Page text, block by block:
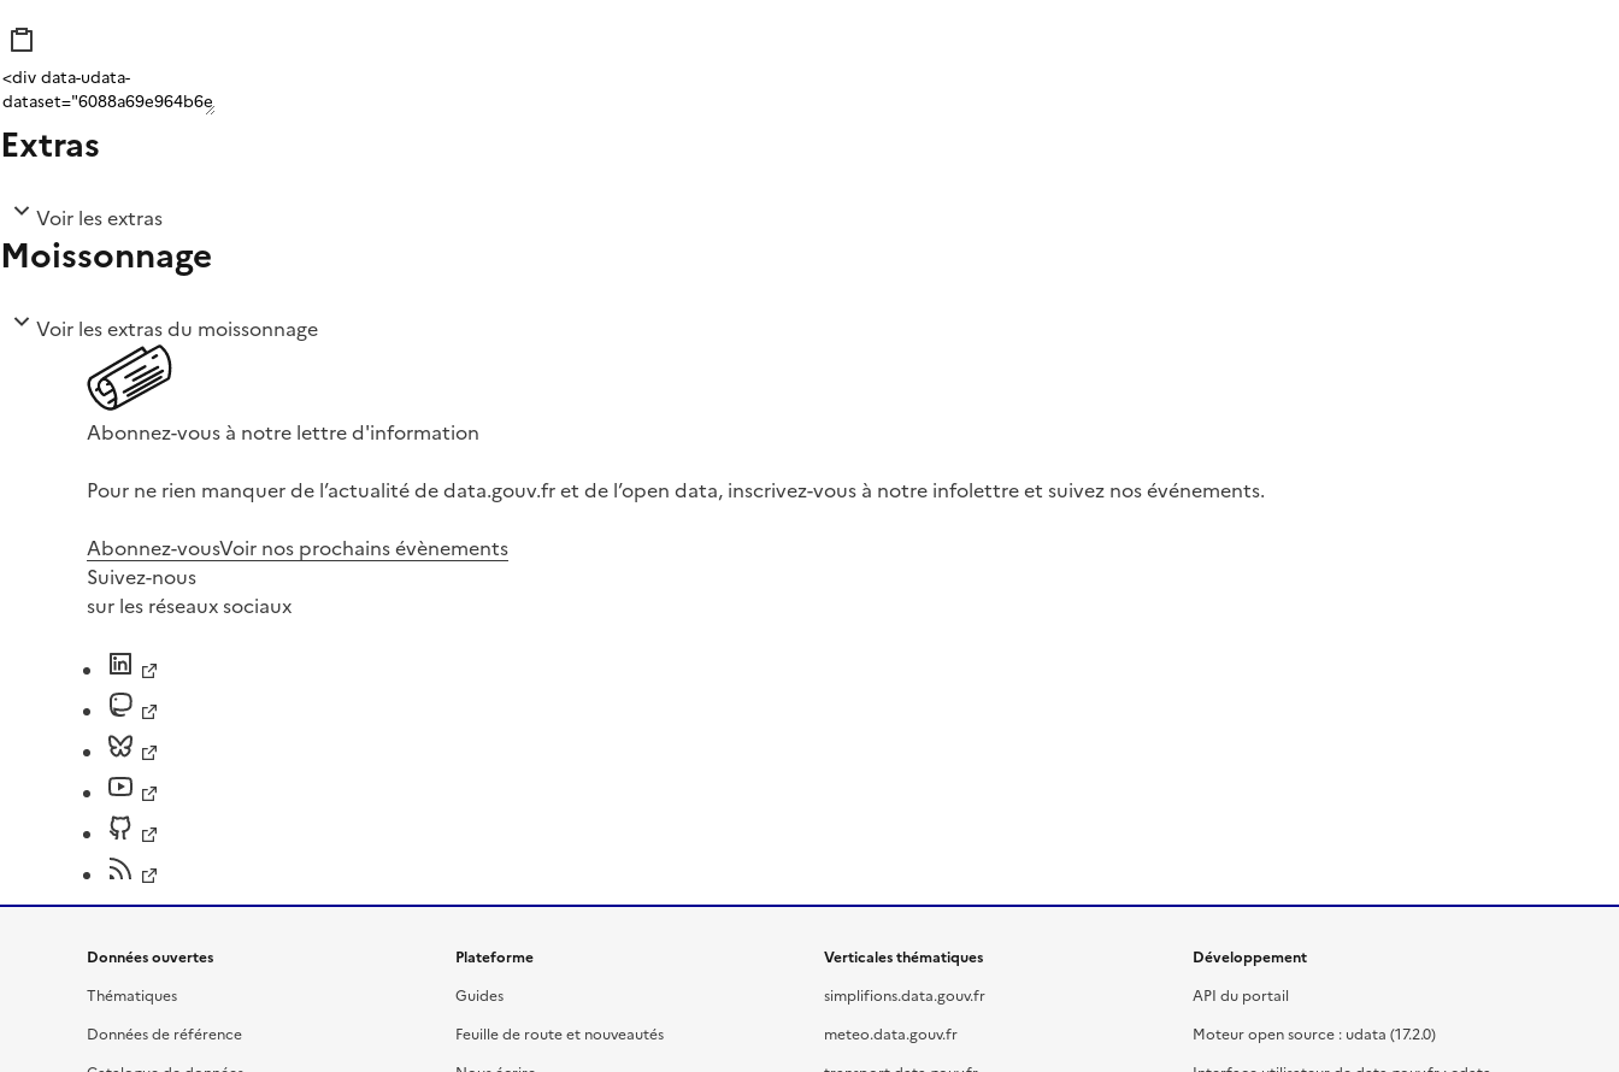
Extras
Voir les extras
Moissonnage
Voir les extras du moissonnage
Abonnez-vous à notre lettre d'information
Pour ne rien manquer de l’actualité de data.gouv.fr et de l’open data, inscrivez-vous à notre infolettre et suivez nos événements.
Abonnez-vousVoir nos prochains évènements
Suivez-nous
sur les réseaux sociaux
Données ouvertes
Thématiques
Données de référence
Plateforme
Guides
Feuille de route et nouveautés
Verticales thématiques
simplifions.data.gouv.fr
meteo.data.gouv.fr
Développement
API du portail
Moteur open source : udata (17.2.0)